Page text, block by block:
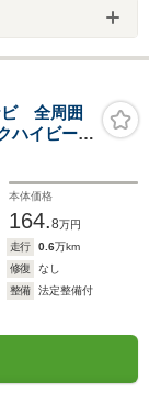
ビ 全周囲
ハイビー
ルシフ
間違い
本体価格
164.8万円
走行 0.6万km
修復
なし
整備
法定整備付